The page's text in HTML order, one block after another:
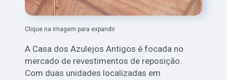
Clique na imagem para expandir
A Casa dos Azulejos Antigos é focada no
mercado de revestimentos de reposição.
Com duas unidades localizadas em